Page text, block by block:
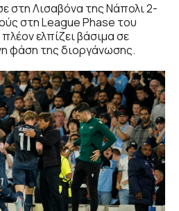
στη Λισαβόνα της Νάπολι 2-
στη League Phase του
ελπίζει βάσιμα σε
φάση της διοργάνωσης.